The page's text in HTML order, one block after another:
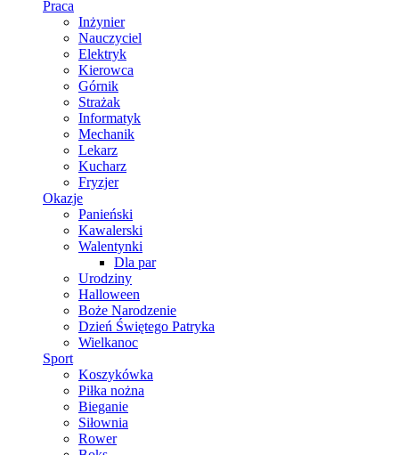
Praca
Inżynier
Nauczyciel
Elektryk
Kierowca
Górnik
Strażak
Informatyk
Mechanik
Lekarz
Kucharz
Fryzjer
Okazje
Panieński
Kawalerski
Walentynki
Dla par
Urodziny
Halloween
Boże Narodzenie
Dzień Świętego Patryka
Wielkanoc
Sport
Koszykówka
Piłka nożna
Bieganie
Siłownia
Rower